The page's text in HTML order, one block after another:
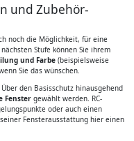
und Zubehör-
noch die Möglichkeit, für eine
Stufe können Sie ihrem
und Farbe(beispielsweise
Sie das wünschen.
den Basisschutz hinausgehend
Fenstergewählt werden. RC-
oder auch einen
Fensterausstattung hier einen